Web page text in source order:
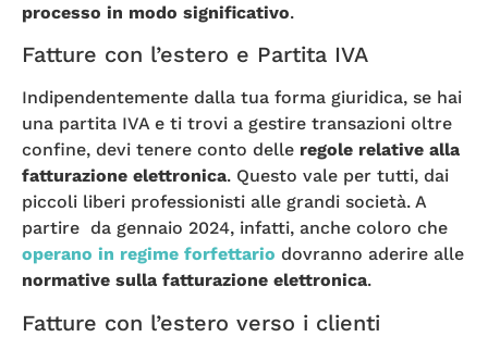
processo in modo significativo.
Fatture con l’estero e Partita IVA
Indipendentemente dalla tua forma giuridica, se hai
una partita IVA e ti trovi a gestire transazioni oltre
confine, devi tenere conto delle regole relative alla
fatturazione elettronica. Questo vale per tutti, dai
piccoli liberi professionisti alle grandi società. A
partire da gennaio 2024, infatti, anche coloro che
operano in regime forfettario dovranno aderire alle
normative sulla fatturazione elettronica.
Fatture con l’estero verso i clienti